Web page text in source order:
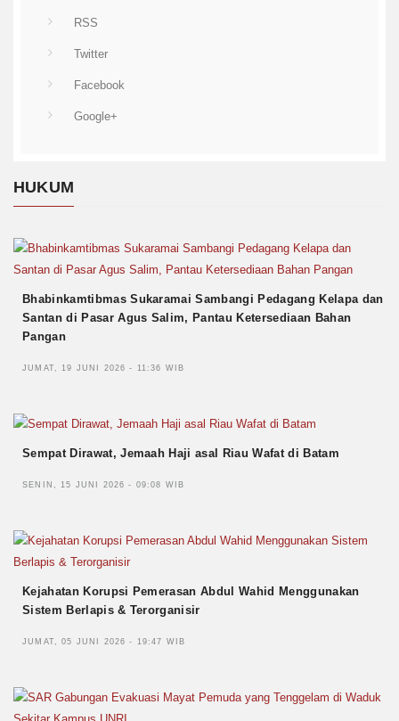
RSS
Twitter
Facebook
Google+
HUKUM
Bhabinkamtibmas Sukaramai Sambangi Pedagang Kelapa dan
Santan di Pasar Agus Salim, Pantau Ketersediaan Bahan
Pangan
JUMAT, 19 JUNI 2026 - 11:36 WIB
Sempat Dirawat, Jemaah Haji asal Riau Wafat di Batam
SENIN, 15 JUNI 2026 - 09:08 WIB
Kejahatan Korupsi Pemerasan Abdul Wahid Menggunakan
Sistem Berlapis & Terorganisir
JUMAT, 05 JUNI 2026 - 19:47 WIB